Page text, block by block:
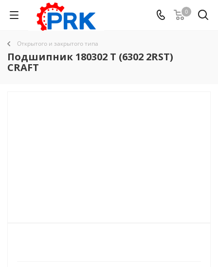
0
Открытого и закрытого типа
Подшипник 180302 T (6302 2RST)
CRAFT